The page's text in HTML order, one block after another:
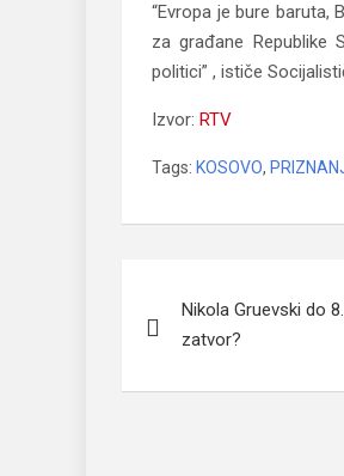
“Evropa je bure
za građane Republike
politici” , ističe
Izvor: RTV
Tags: KOSOVO,
članaka
Nikola Gruevski do
zatvor?